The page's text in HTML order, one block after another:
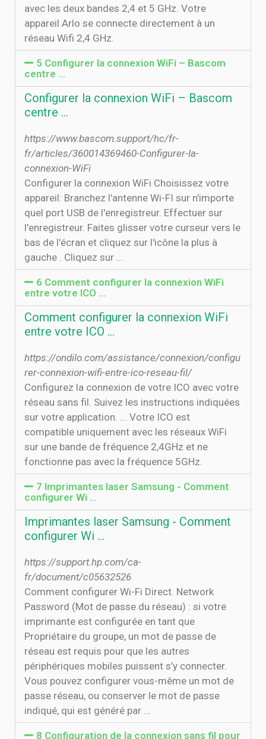
avec les deux bandes 2,4 et 5 GHz. Votre
appareil Arlo se connecte directement à un
réseau Wifi 2,4 GHz.
5 Configurer la connexion WiFi – Bascom
centre …
Configurer la connexion WiFi – Bascom
centre …
https://www.bascom.support/hc/fr-
fr/articles/360014369460-Configurer-la-
connexion-WiFi
Configurer la connexion WiFi Choisissez votre
appareil: Branchez l'antenne Wi-FI sur n'importe
quel port USB de l'enregistreur. Effectuer sur
l'enregistreur. Faites glisser votre curseur vers le
bas de l'écran et cliquez sur l'icône la plus à
gauche . Cliquez sur ...
6 Comment configurer la connexion WiFi
entre votre ICO …
Comment configurer la connexion WiFi
entre votre ICO …
https://ondilo.com/assistance/connexion/configu
rer-connexion-wifi-entre-ico-reseau-fil/
Configurez la connexion de votre ICO avec votre
réseau sans fil. Suivez les instructions indiquées
sur votre application. ... Votre ICO est
compatible uniquement avec les réseaux WiFi
sur une bande de fréquence 2,4GHz et ne
fonctionne pas avec la fréquence 5GHz.
7 Imprimantes laser Samsung - Comment
configurer Wi …
Imprimantes laser Samsung - Comment
configurer Wi …
https://support.hp.com/ca-
fr/document/c05632526
Comment configurer Wi-Fi Direct. Network
Password (Mot de passe du réseau) : si votre
imprimante est configurée en tant que
Propriétaire du groupe, un mot de passe de
réseau est requis pour que les autres
périphériques mobiles puissent s’y connecter.
Vous pouvez configurer vous-même un mot de
passe réseau, ou conserver le mot de passe
indiqué, qui est généré par …
8 Configuration de la connexion sans fil pour